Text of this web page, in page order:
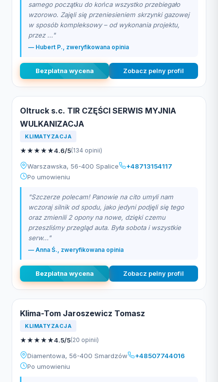
samego początku do końca wszystko przebiegało
wzorowo. Zajęli się przeniesieniem skrzynki gazowej
w sposób kompleksowy – od wykonania projektu,
przez ..."
— Hubert P., zweryfikowana opinia
Bezplatna wycena Zobacz pelny profil
Oltruck s.c. TIR CZĘŚCI SERWIS MYJNIA
WULKANIZACJA
KLIMATYZACJA
★★★★★4.6/5(134 opinii)
Warszawska, 56-400 Spalice
+48713154117
Po umowieniu
"Szczerze polecam! Panowie na cito umyli nam
wczoraj silnik od spodu, jako jedyni podjęli się tego
oraz zmienili 2 opony na nowe, dzięki czemu
przeszliśmy przegląd auta. Była sobota i wszystkie
serw..."
— Anna Ś., zweryfikowana opinia
Bezplatna wycena Zobacz pelny profil
Klima-Tom Jaroszewicz Tomasz
KLIMATYZACJA
★★★★★4.5/5(20 opinii)
Diamentowa, 56-400 Smardzów
+48507744016
Po umowieniu